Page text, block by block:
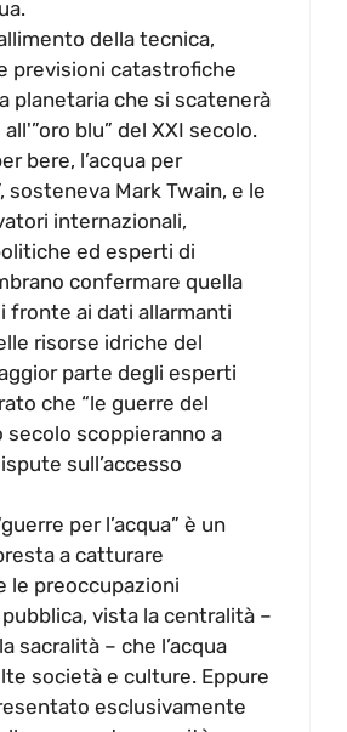
della tecnica,
previsioni catastrofiche
planetaria che si scatenerà
all'”oro blu” del XXI secolo.
bere, l’acqua per
sosteneva Mark Twain, e le
internazionali,
ed esperti di
confermare quella
fronte ai dati allarmanti
risorse idriche del
parte degli esperti
che “le guerre del
scoppieranno a
sull’accesso
per l’acqua” è un
a catturare
le preoccupazioni
pubblica, vista la centralità –
sacralità – che l’acqua
società e culture. Eppure
esclusivamente